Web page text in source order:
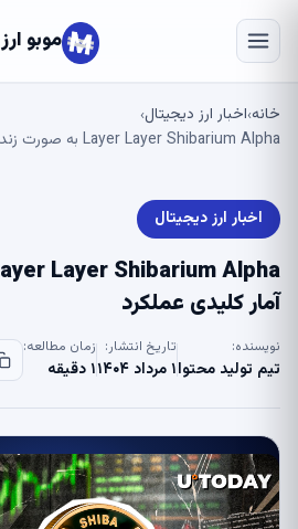
موبو ارز
خانه›اخبار ارز دیجیتال›
Layer Layer Shibarium Alpha به صورت زنده ، آمار کلیدی عملکرد
اخبار ارز دیجیتال
آمار کلیدی عملکرد
نویسنده:
تیم تولید محتوا
تاریخ انتشار:
۱ مرداد ۱۴۰۴
زمان مطالعه:
۱ دقیقه